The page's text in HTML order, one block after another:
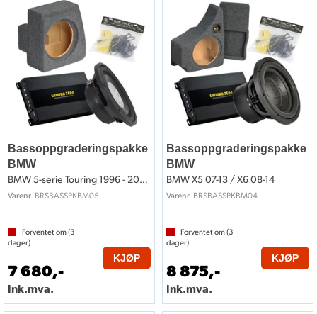
Bassoppgraderingspakke
BMW
BMW 5-serie Touring 1996 - 2004
Varenr BRSBASSPKBM05
Forventet om (3
dager)
7 680,-
Ink.mva.
KJØP
Bassoppgraderingspakke
BMW
BMW X5 07-13 / X6 08-14
Varenr BRSBASSPKBM04
Forventet om (3
dager)
8 875,-
Ink.mva.
KJØP